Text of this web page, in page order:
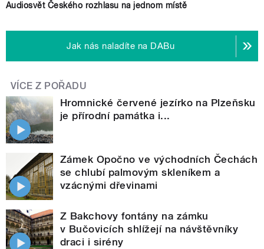
Audiosvět Českého rozhlasu na jednom místě
Jak nás naladíte na DABu
VÍCE Z POŘADU
Hromnické červené jezírko na Plzeňsku
je přírodní památka i...
Zámek Opočno ve východních Čechách
se chlubí palmovým skleníkem a
vzácnými dřevinami
Z Bakchovy fontány na zámku
v Bučovicích shlížejí na návštěvníky
draci i sirény